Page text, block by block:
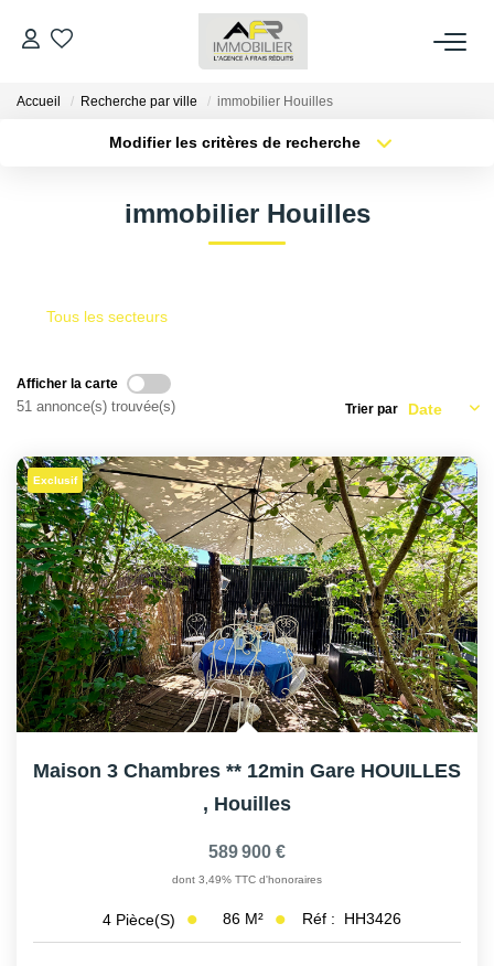
ACHETER
ESTIMER
AFR IMMOBILIER Bezons
AFR IMMOBILIER Carrières-Sur-Seine
AFR IMMOBILIER Chatou - Location | Gestion | Syndic
AFR IMMOBILIER Chatou - Transaction
AFR IMMOBILIER Houilles
AFR IMMOBILIER Sartrouville
CONTACT
Accueil Recherche par ville immobilier Houilles
Modifier les critères de recherche
immobilier Houilles
Tous les secteurs
Afficher la carte
51 annonce(s) trouvée(s) Trier par
Exclusif
Maison 3 Chambres ** 12min Gare HOUILLES
, Houilles
589 900 €
dont 3,49% TTC d'honoraires
4 Pièce(s) 86 M² Réf : HH3426